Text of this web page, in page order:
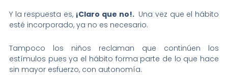
Y la respuesta es, ¡Claro que no!. Una vez que el hábito
esté incorporado, ya no es necesario.
Tampoco los niños reclaman que continúen los
estímulos pues ya el hábito forma parte de lo que hace
sin mayor esfuerzo, con autonomía.